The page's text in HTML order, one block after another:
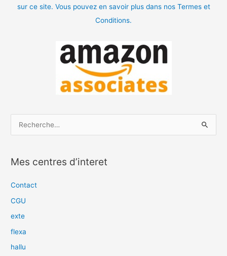
sur ce site. Vous pouvez en savoir plus dans nos Termes et
Conditions.
h
e
e
r
Mes centres d’interet
Contact
CGU
exte
flexa
hallu